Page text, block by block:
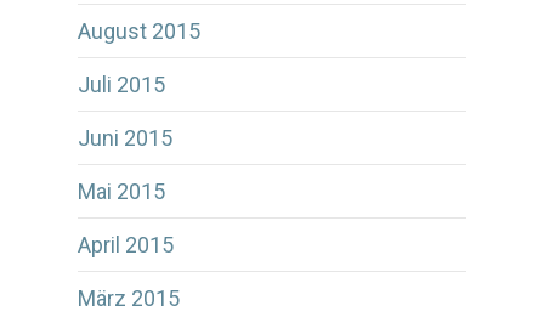
August 2015
Juli 2015
Juni 2015
Mai 2015
April 2015
März 2015